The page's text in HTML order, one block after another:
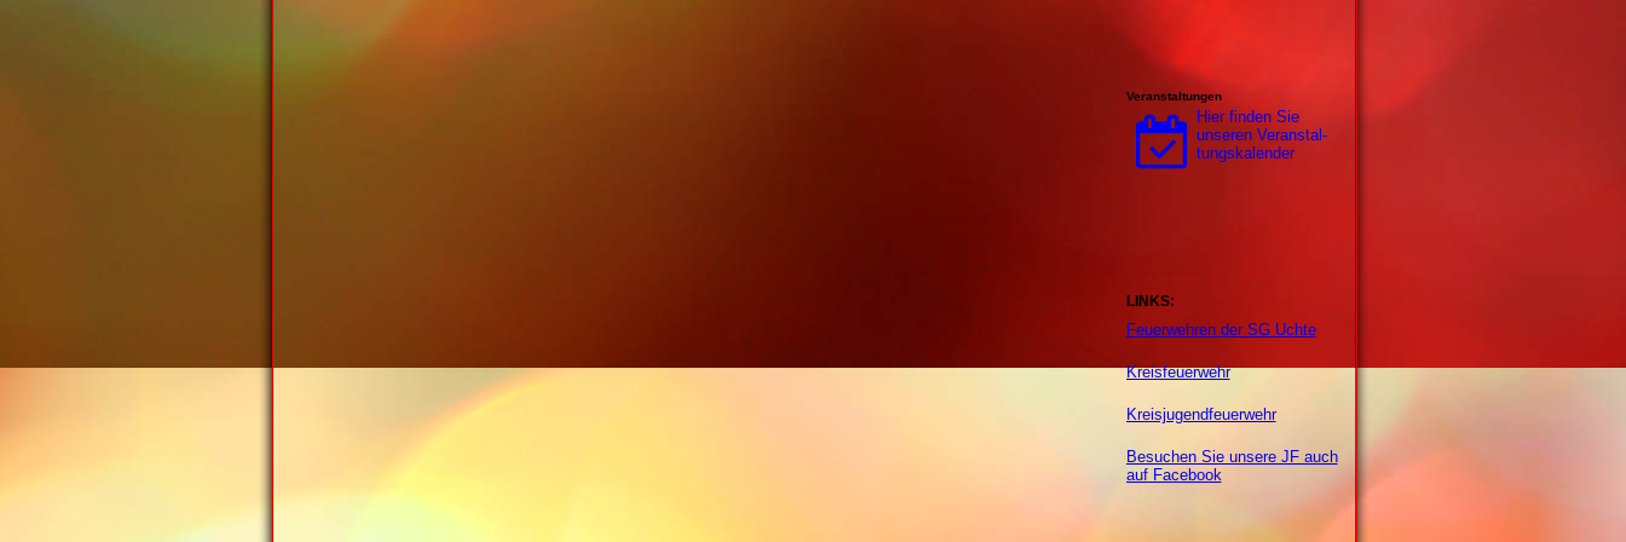
Veranstaltungen
Hier finden Sie
unseren Ver­an­stal­
tungs­ka­len­der
LINKS:
Feuerwehren der SG Uchte
Kreisfeuerwehr
Kreisjugendfeuerwehr
Besuchen Sie unsere JF auch
auf Facebook